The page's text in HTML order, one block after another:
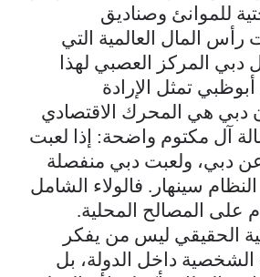
للموانئ وصناديق
رأس المال العالمية التي
دبي المركز العصبي لهذا
أبوظبي تمثل الإرادة
دبي هي المحرك الاقتصادي
آل مكتوم واضحة: إذا لعبت
دبي، ولعبت دبي منفصلة
سينهار. فالولاء الشامل
على المصالح المحلية.
الحقيقي ليس من يفكر
داخل الدولة، بل